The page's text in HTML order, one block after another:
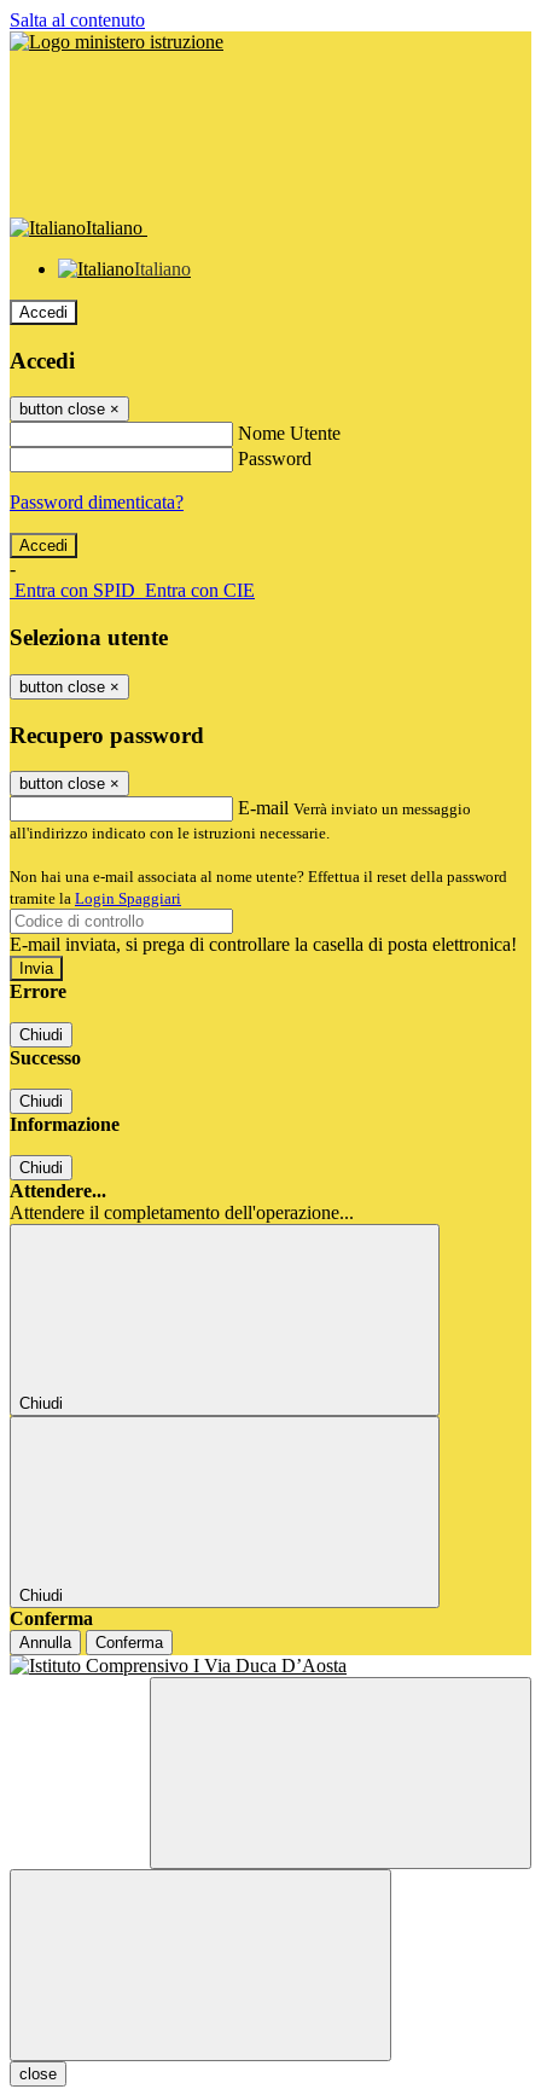
Salta al contenuto
Italiano
Italiano
Accedi
Accedi
button close ×
Nome Utente
Password
Password dimenticata?
-
Entra con SPID Entra con CIE
Seleziona utente
button close ×
Recupero password
button close ×
E-mail Verrà inviato un messaggio
all'indirizzo indicato con le istruzioni necessarie.
Non hai una e-mail associata al nome utente? Effettua il reset della password
tramite la Login Spaggiari
E-mail inviata, si prega di controllare la casella di posta elettronica!
Errore
Chiudi
Successo
Chiudi
Informazione
Chiudi
Attendere...
Attendere il completamento dell'operazione...
Chiudi
Chiudi
Conferma
Annulla Conferma
close